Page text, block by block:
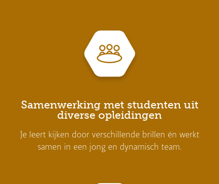
Samenwerking met studenten uit
diverse opleidingen
Je leert kijken door verschillende brillen én werkt
samen in een jong en dynamisch team.